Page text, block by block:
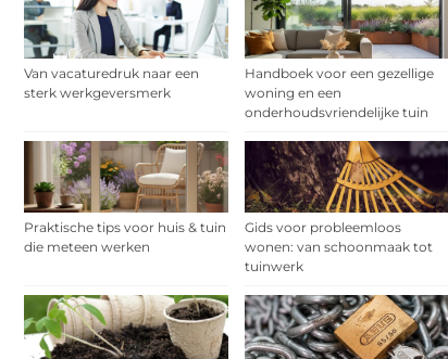
Van vacaturedruk naar een
sterk werkgeversmerk
Handboek voor een gezellige
woning en een
onderhoudsvriendelijke tuin
Praktische tips voor huis & tuin
die meteen werken
Gids voor probleemloos
wonen: van schoonmaak tot
tuinwerk